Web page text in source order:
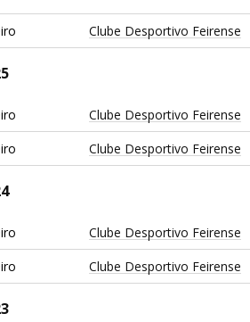
Clube Desportivo Feirense
Clube Desportivo Feirense
Clube Desportivo Feirense
Clube Desportivo Feirense
Clube Desportivo Feirense